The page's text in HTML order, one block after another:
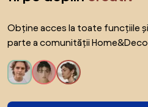
Obține acces la toate funcțiile
parte a comunității